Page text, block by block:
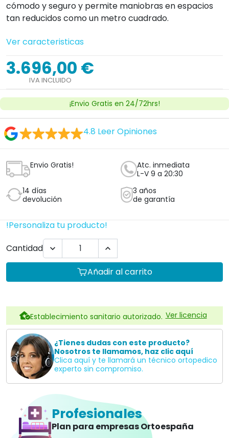
cómodo y seguro y permite maniobras en espacios
tan reducidos como un metro cuadrado.
Ver caracteristicas
3.696,00 €
IVA INCLUIDO
¡Envio Gratis en 24/72hrs!
4.8 Leer Opiniones
Envio Gratis!
Atc. inmediata
L-V 9 a 20:30
14 días
devolución
3 años
de garantía
!Personaliza tu producto!
Cantidad
 
Añadir al carrito
Establecimiento sanitario autorizado. Ver licencia
¿Tienes dudas con este producto?
Nosotros te llamamos, haz clic aquí
Clica aquí y te llamará un técnico ortopedico
experto sin compromiso.
Profesionales
Plan para empresas Ortoespaña